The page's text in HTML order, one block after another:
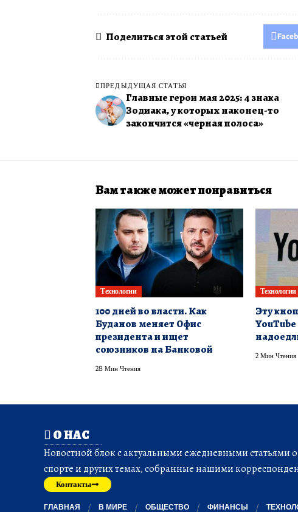
Поделиться этой статьей
ПРЕДЫДУЩАЯ СТАТЬЯ
Главные герои мая 2025: 4 знака
Зодиака, у которых наконец-то
закончится «черная полоса»
Вам также может понравиться
Технологии
100 дней во власти. Как
Буданов меняет Офис
президента и ищет
союзников на Банковой
28 Мин Чтения
Технологии
Эту
2 Мин Чтения
О НАС
Новостной блок с актуальными ежедневными статьями
спорте и других темах, собранные нашими
Контакты
ГЛАВНАЯ В МИРЕ ОБЩЕСТВО ФИНАНСЫ